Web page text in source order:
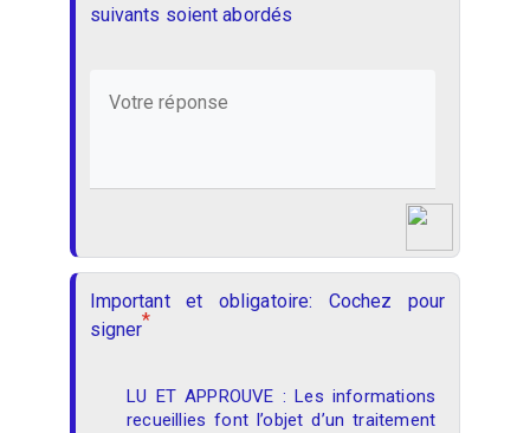
suivants soient abordés
Important et obligatoire: Cochez pour
signer*
LU ET APPROUVE : Les informations
recueillies font l’objet d’un traitement